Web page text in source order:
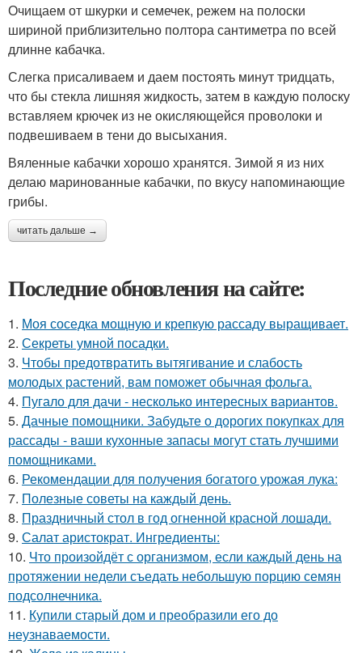
Очищаем от шкурки и семечек, режем на полоски
шириной приблизительно полтора сантиметра по всей
длинне кабачка.
Слегка присаливаем и даем постоять минут тридцать,
что бы стекла лишняя жидкость, затем в каждую полоску
вставляем крючек из не окисляющейся проволоки и
подвешиваем в тени до высыхания.
Вяленные кабачки хорошо хранятся. Зимой я из них
делаю маринованные кабачки, по вкусу напоминающие
грибы.
читать дальше →
Последние обновления на сайте:
1. Моя соседка мощную и крепкую рассаду выращивает.
2. Секреты умной посадки.
3. Чтобы предотвратить вытягивание и слабость
молодых растений, вам поможет обычная фольга.
4. Пугало для дачи - несколько интересных вариантов.
5. Дачные помощники. Забудьте о дорогих покупках для
рассады - ваши кухонные запасы могут стать лучшими
помощниками.
6. Рекомендации для получения богатого урожая лука:
7. Полезные советы на каждый день.
8. Праздничный стол в год огненной красной лошади.
9. Салат аристократ. Ингредиенты:
10. Что произойдёт с организмом, если каждый день на
протяжении недели съедать небольшую порцию семян
подсолнечника.
11. Купили старый дом и преобразили его до
неузнаваемости.